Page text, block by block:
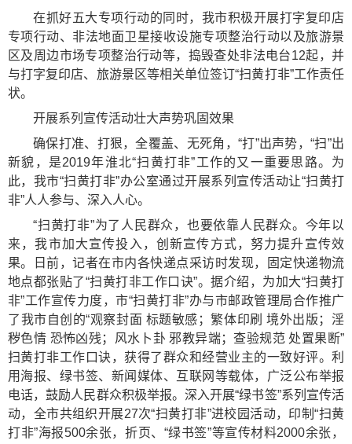
在抓好五大专项行动的同时，我市积极开展打字复印店
专项行动、非法地面卫星接收设施专项整治行动以及旅游景
区及周边市场专项整治行动等，捣毁查处非法电台12起，并
与打字复印店、旅游景区等相关单位签订“扫黄打非”工作责任
状。
开展系列宣传活动壮大声势巩固效果
确保打准、打狠，全覆盖、无死角，“打”出声势，“扫”出
新貌，是2019年淮北“扫黄打非”工作的又一重要思路。为
此，我市“扫黄打非”办公室通过开展系列宣传活动让“扫黄打
非”人人参与、深入人心。
“扫黄打非”为了人民群众，也要依靠人民群众。今年以
来，我市加大宣传投入，创新宣传方式，努力提升宣传效
果。日前，记者在市内各快递点采访时发现，固定快递物流
地点都张贴了“扫黄打非工作口诀”。据介绍，为加大“扫黄打
非”工作宣传力度，市“扫黄打非”办与市邮政管理局合作推广
了我市自创的“观察封面 标题敏感；繁体印刷 境外出版；淫
秽色情 恐怖凶残；风水卜卦 邪教异端；查验规范 处置果断”
扫黄打非工作口诀，获得了群众和经营业主的一致好评。利
用海报、绿书签、新闻媒体、互联网等载体，广泛公布举报
电话，鼓励人民群众积极举报。深入开展“绿书签”系列宣传活
动，全市共组织开展27次“扫黄打非”进校园活动，印制“扫黄
打非”海报500余张，折页、“绿书签”等宣传材料2000余张，